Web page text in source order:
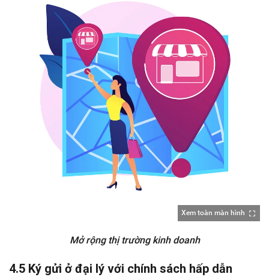
Xem toàn màn hình
Mở rộng thị trường kinh doanh
4.5 Ký gửi ở đại lý với chính sách hấp dẫn